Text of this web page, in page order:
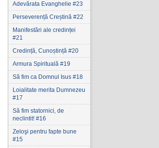
Adevărata Evanghelie #23
Perseverență Creștină #22
Manifestări ale credinței
#21
Credință, Cunoștință #20
Armura Spirituală #19
Să fim ca Domnul Isus #18
Loialitate merita Dumnezeu
#17
Să fim statornici‚ de
neclintit! #16
Zeloşi pentru fapte bune
#15